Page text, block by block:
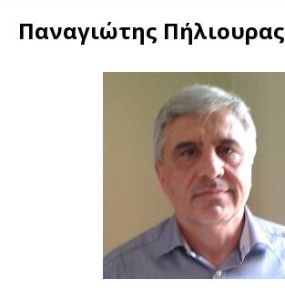
Παναγιώτης Πήλιουρας